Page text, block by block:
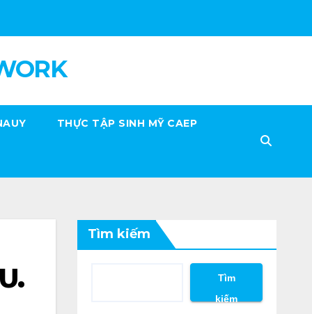
THỰC TẬP SINH MỸ CAEP
Tìm kiếm
Tìm
kiếm